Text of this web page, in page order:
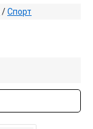
/Спорт